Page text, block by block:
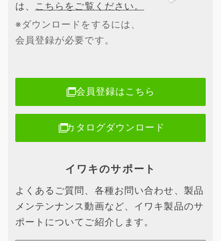
は、 こちらをご覧ください。
※ダウンロードをするには、
会員登録が必要です。
会員登録はこちら
カタログダウンロード
イワキのサポート
よくあるご質問、各種お問い合わせ、製品
メンテンナンス動画など、イワキ製品のサ
ポートについてご紹介します。